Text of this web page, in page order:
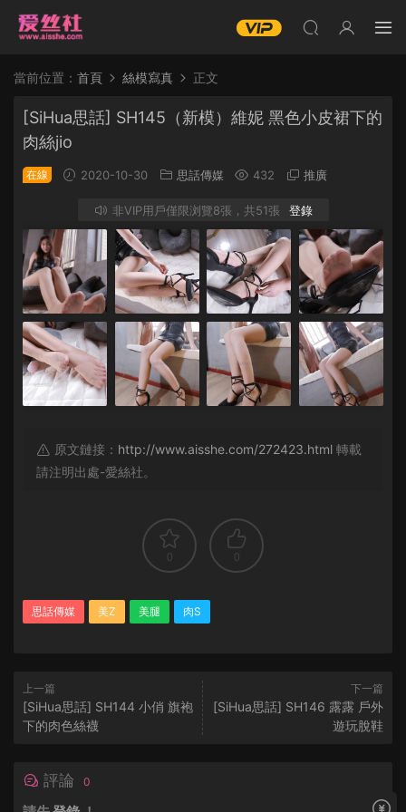
當前位置： 首頁 絲模寫真 正文
[SiHua思話] SH145（新模）維妮 黑色小皮裙下的
肉絲jio
在線 2020-10-30 思話傳媒 432 推廣
非VIP用戶僅限浏覽8張，共51張 登錄
原文鏈接： http://www.aisshe.com/272423.html 轉載
請注明出處-愛絲社。
0 0
思話傳媒 美Z 美腿 肉S
上一篇
[SiHua思話] SH144 小俏 旗袍
下的肉色絲襪
下一篇
[SiHua思話] SH146 露露 戶外
遊玩脫鞋
評論 0